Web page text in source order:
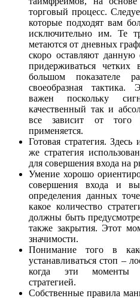
торговый процесс.
которые подходят вам
исключительно им. Те
метаются от дневных
скоро оставляют данную
придерживаться
большом показателе
своеобразная тактика.
важен поскольку
качественный так и
все зависит от того
применяется.
Готовая стратегия.
же стратегия
для совершения входа на
Умение хорошо
совершения входа и
определения данных
какое количество
должны быть
также закрытия. Этот
значимости.
Понимание того в
устанавливаться стоп –
когда эти моменты
стратегией.
Собственные правила